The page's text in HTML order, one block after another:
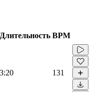
Длительность BPM
3:20 131